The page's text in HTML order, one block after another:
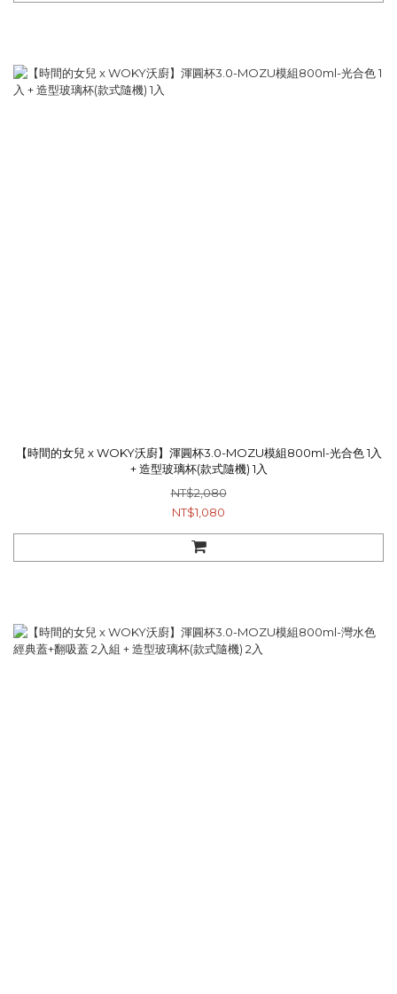
【時間的女兒 x WOKY沃廚】渾圓杯3.0-MOZU模組800ml-光合色 1入
+ 造型玻璃杯(款式隨機) 1入
NT$2,080
NT$1,080